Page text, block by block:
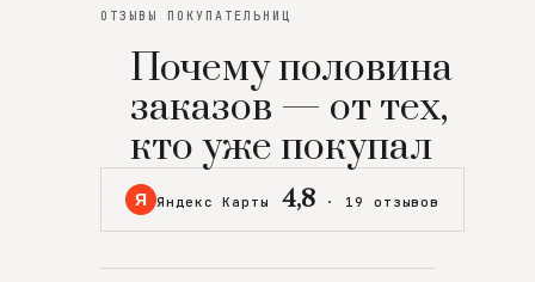
ОТЗЫВЫ ПОКУПАТЕЛЬНИЦ
Почему половина
заказов — от тех,
кто уже покупал
Я Яндекс Карты 4,8 · 19 отзывов